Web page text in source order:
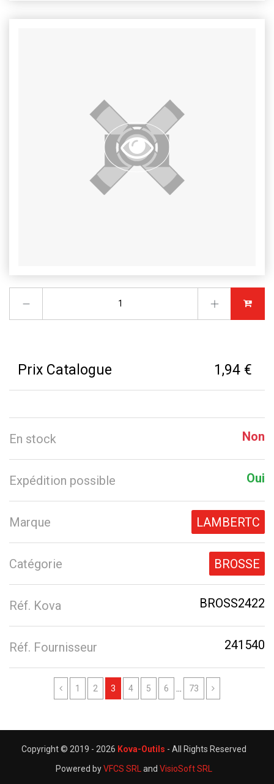
Prix Catalogue 1,94 €
En stock Non
Expédition possible Oui
Marque LAMBERTC
Catégorie BROSSE
Réf. Kova BROSS2422
Réf. Fournisseur 241540
Previous
1 2 3 4 5 6 ... 73 Next
Copyright © 2019 - 2026 Kova-Outils - All Rights Reserved
Powered byVFCS SRLand VisioSoft SRL